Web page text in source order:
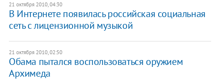
21 октября 2010, 04:30
В Интернете появилась российская социальная
сеть с лицензионной музыкой
21 октября 2010, 02:50
Обама пытался воспользоваться оружием
Архимеда